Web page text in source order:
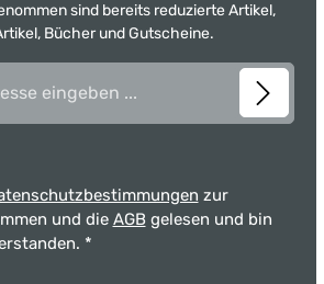
sind bereits reduzierte Artikel,
Bücher und Gutscheine.
zur
und die AGB gelesen und bin
*